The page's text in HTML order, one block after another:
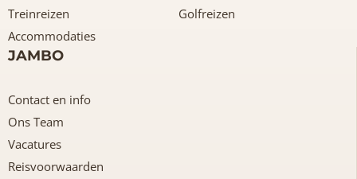
Treinreizen
Golfreizen
Accommodaties
JAMBO
Contact en info
Ons Team
Vacatures
Reisvoorwaarden